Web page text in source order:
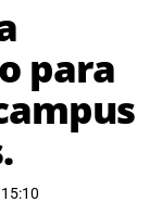
para
15:10